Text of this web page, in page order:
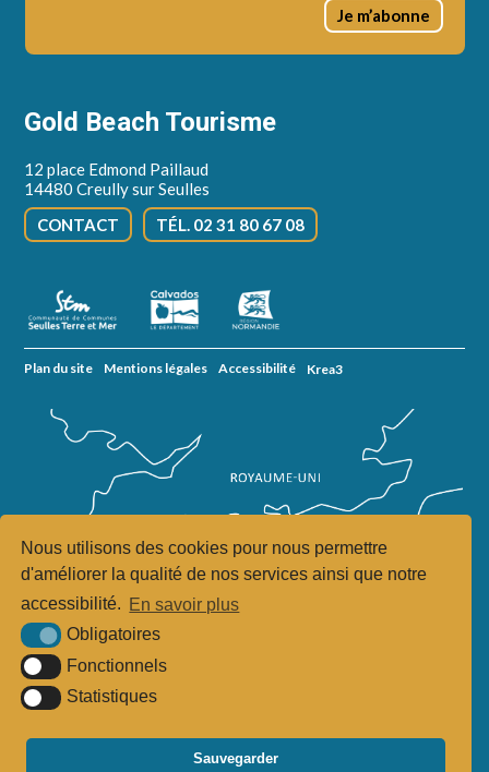
Nous utilisons des cookies pour nous permettre
d'améliorer la qualité de nos services ainsi que notre
accessibilité. En savoir plus
Obligatoires
Fonctionnels
Statistiques
Sauvegarder
Je m’abonne
Gold Beach Tourisme
12 place Edmond Paillaud
14480 Creully sur Seulles
CONTACT
TÉL. 02 31 80 67 08
Plan du site Mentions légales Accessibilité Krea3